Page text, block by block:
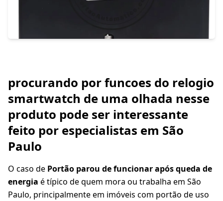
procurando por funcoes do relogio
smartwatch de uma olhada nesse
produto pode ser interessante
feito por especialistas em São
Paulo
O caso de Portão parou de funcionar após queda de
energia é típico de quem mora ou trabalha em São
Paulo, principalmente em imóveis com portão de uso